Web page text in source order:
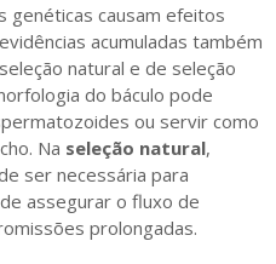
genéticas causam efeitos
acumuladas também
natural e de seleção
do báculo pode
ou servir como
Na seleção natural,
ser necessária para
assegurar o fluxo de
prolongadas.